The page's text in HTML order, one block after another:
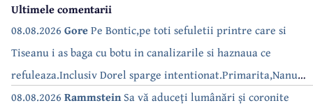
Ultimele comentarii
08.08.2026 GorePe Bontic,pe toti sefuletii printre care si
Tiseanu i as baga cu botu in canalizarile si haznaua ce
refuleaza.Inclusiv Dorel sparge intentionat.Primarita,Nanu
bea apa de la robinet.Asta as intreba o si pe Izabel Mitrea
08.08.2026 RammsteinSa vă aduceți lumânări și coronite